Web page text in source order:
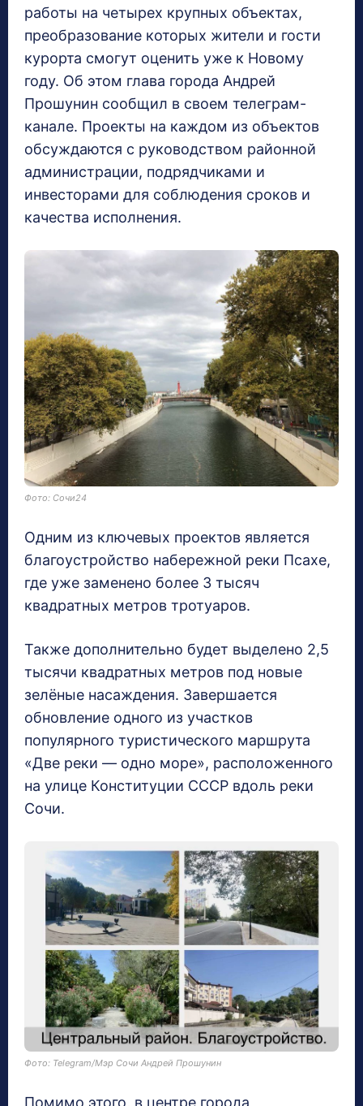
работы на четырех крупных объектах,
преобразование которых жители и гости
курорта смогут оценить уже к Новому
году. Об этом глава города Андрей
Прошунин сообщил в своем телеграм-
канале. Проекты на каждом из объектов
обсуждаются с руководством районной
администрации, подрядчиками и
инвесторами для соблюдения сроков и
качества исполнения.
Фото: Сочи24
Одним из ключевых проектов является
благоустройство набережной реки Псахе,
где уже заменено более 3 тысяч
квадратных метров тротуаров.
Также дополнительно будет выделено 2,5
тысячи квадратных метров под новые
зелёные насаждения. Завершается
обновление одного из участков
популярного туристического маршрута
«Две реки — одно море», расположенного
на улице Конституции СССР вдоль реки
Сочи.
Фото: Telegram/Мэр Сочи Андрей Прошунин
Помимо этого, в центре города